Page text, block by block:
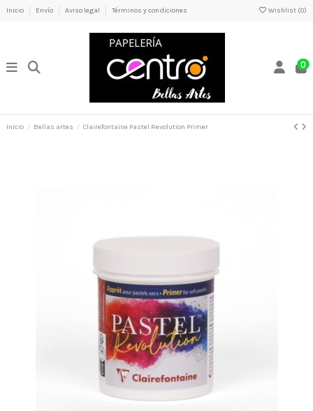
Inicio Envío Aviso legal Términos y condiciones Wishlist (0)
0
Inicio Bellas artes Clairefontaine Pastel Revolution Primer